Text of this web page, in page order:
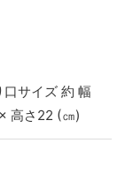
口サイズ 約 幅
高さ22 (㎝)